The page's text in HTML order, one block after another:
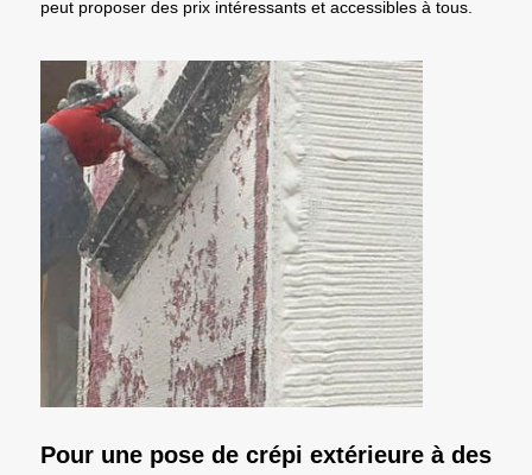
peut proposer des prix intéressants et accessibles à tous.
Pour une pose de crépi extérieure à des